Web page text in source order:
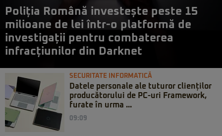
Poliția Română investește peste 15
milioane de lei într-o platformă de
investigații pentru combaterea
infracțiunilor din Darknet
SECURITATE INFORMATICĂ
Datele personale ale tuturor clienților
producătorului de PC-uri Framework,
furate în urma ...
09:09